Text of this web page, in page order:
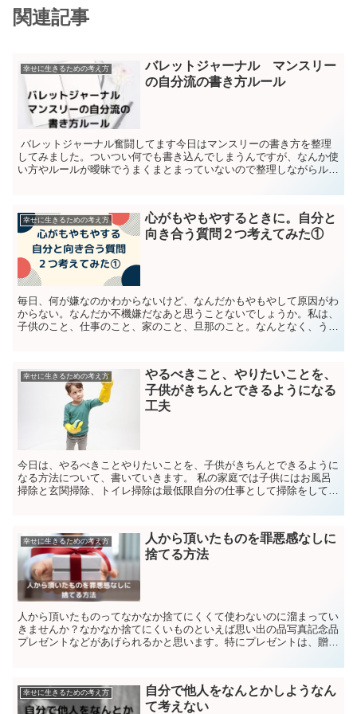
関連記事
幸せに生きるための考え方
バレットジャーナル マンスリー
の自分流の書き方ルール
バレットジャーナル奮闘してます今日はマンスリーの書き方を整理
してみました。ついつい何でも書き込んでしまうんですが、なんか使
い方やルールが曖昧でうまくまとまっていないので整理しながらルー
幸せに生きるための考え方
心がもやもやするときに。自分と
向き合う質問２つ考えてみた①
毎日、何が嫌なのかわからないけど、なんだかもやもやして原因がわ
からない。なんだか不機嫌だなあと思うことないでしょうか。私は、
子供のこと、仕事のこと、家のこと、旦那のこと。なんとなく、うま
幸せに生きるための考え方
やるべきこと、やりたいことを、
子供がきちんとできるようになる
工夫
今日は、やるべきことやりたいことを、子供がきちんとできるように
なる方法について、書いていきます。 私の家庭では子供にはお風呂
掃除と玄関掃除、トイレ掃除は最低限自分の仕事として掃除をしても
幸せに生きるための考え方
人から頂いたものを罪悪感なしに
捨てる方法
人から頂いたものってなかなか捨てにくくて使わないのに溜まってい
きませんか？なかなか捨てにくいものといえば思い出の品写真記念品
プレゼントなどがあげられるかと思います。特にプレゼントは、贈り
幸せに生きるための考え方
自分で他人をなんとかしようなん
て考えない